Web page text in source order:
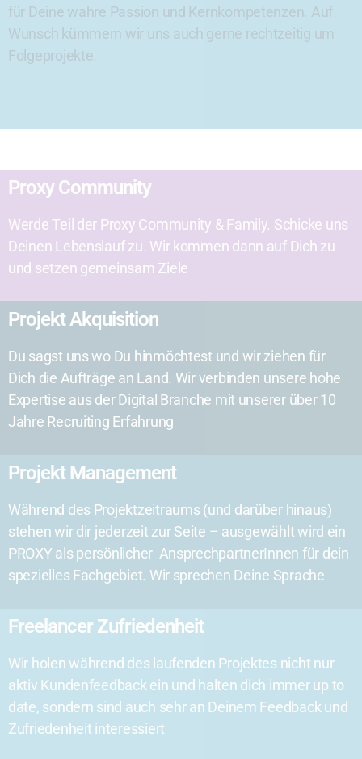
für Deine wahre Passion und Kernkompetenzen. Auf
Wunsch kümmern wir uns auch gerne rechtzeitig um
Folgeprojekte.
Proxy Community
Werde Teil der Proxy Community & Family. Schicke uns
Deinen Lebenslauf zu. Wir kommen dann auf Dich zu
und setzen gemeinsam Ziele
Projekt Akquisition
Du sagst uns wo Du hinmöchtest und wir ziehen für
Dich die Aufträge an Land. Wir verbinden unsere hohe
Expertise aus der Digital Branche mit unserer über 10
Jahre Recruiting Erfahrung
Projekt Management
Während des Projektzeitraums (und darüber hinaus)
stehen wir dir jederzeit zur Seite – ausgewählt wird ein
PROXY als persönlicher AnsprechpartnerInnen für dein
spezielles Fachgebiet. Wir sprechen Deine Sprache
Freelancer Zufriedenheit
Wir holen während des laufenden Projektes nicht nur
aktiv Kundenfeedback ein und halten dich immer up to
date, sondern sind auch sehr an Deinem Feedback und
Zufriedenheit interessiert